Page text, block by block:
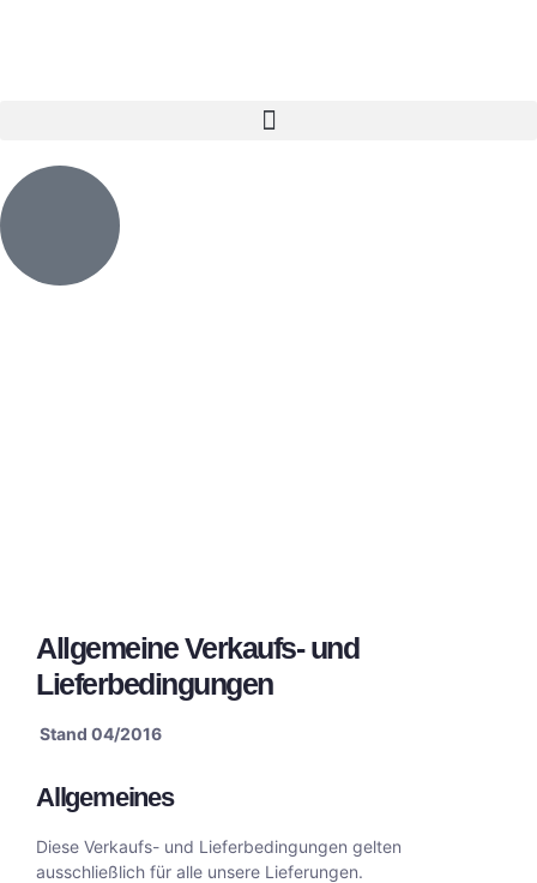
Allgemeine Verkaufs- und
Lieferbedingungen
Stand 04/2016
Allgemeines
Diese Verkaufs- und Lieferbedingungen gelten
ausschließlich für alle unsere Lieferungen.